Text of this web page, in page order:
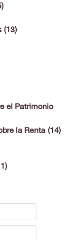
(13)
el Patrimonio
la Renta (14)